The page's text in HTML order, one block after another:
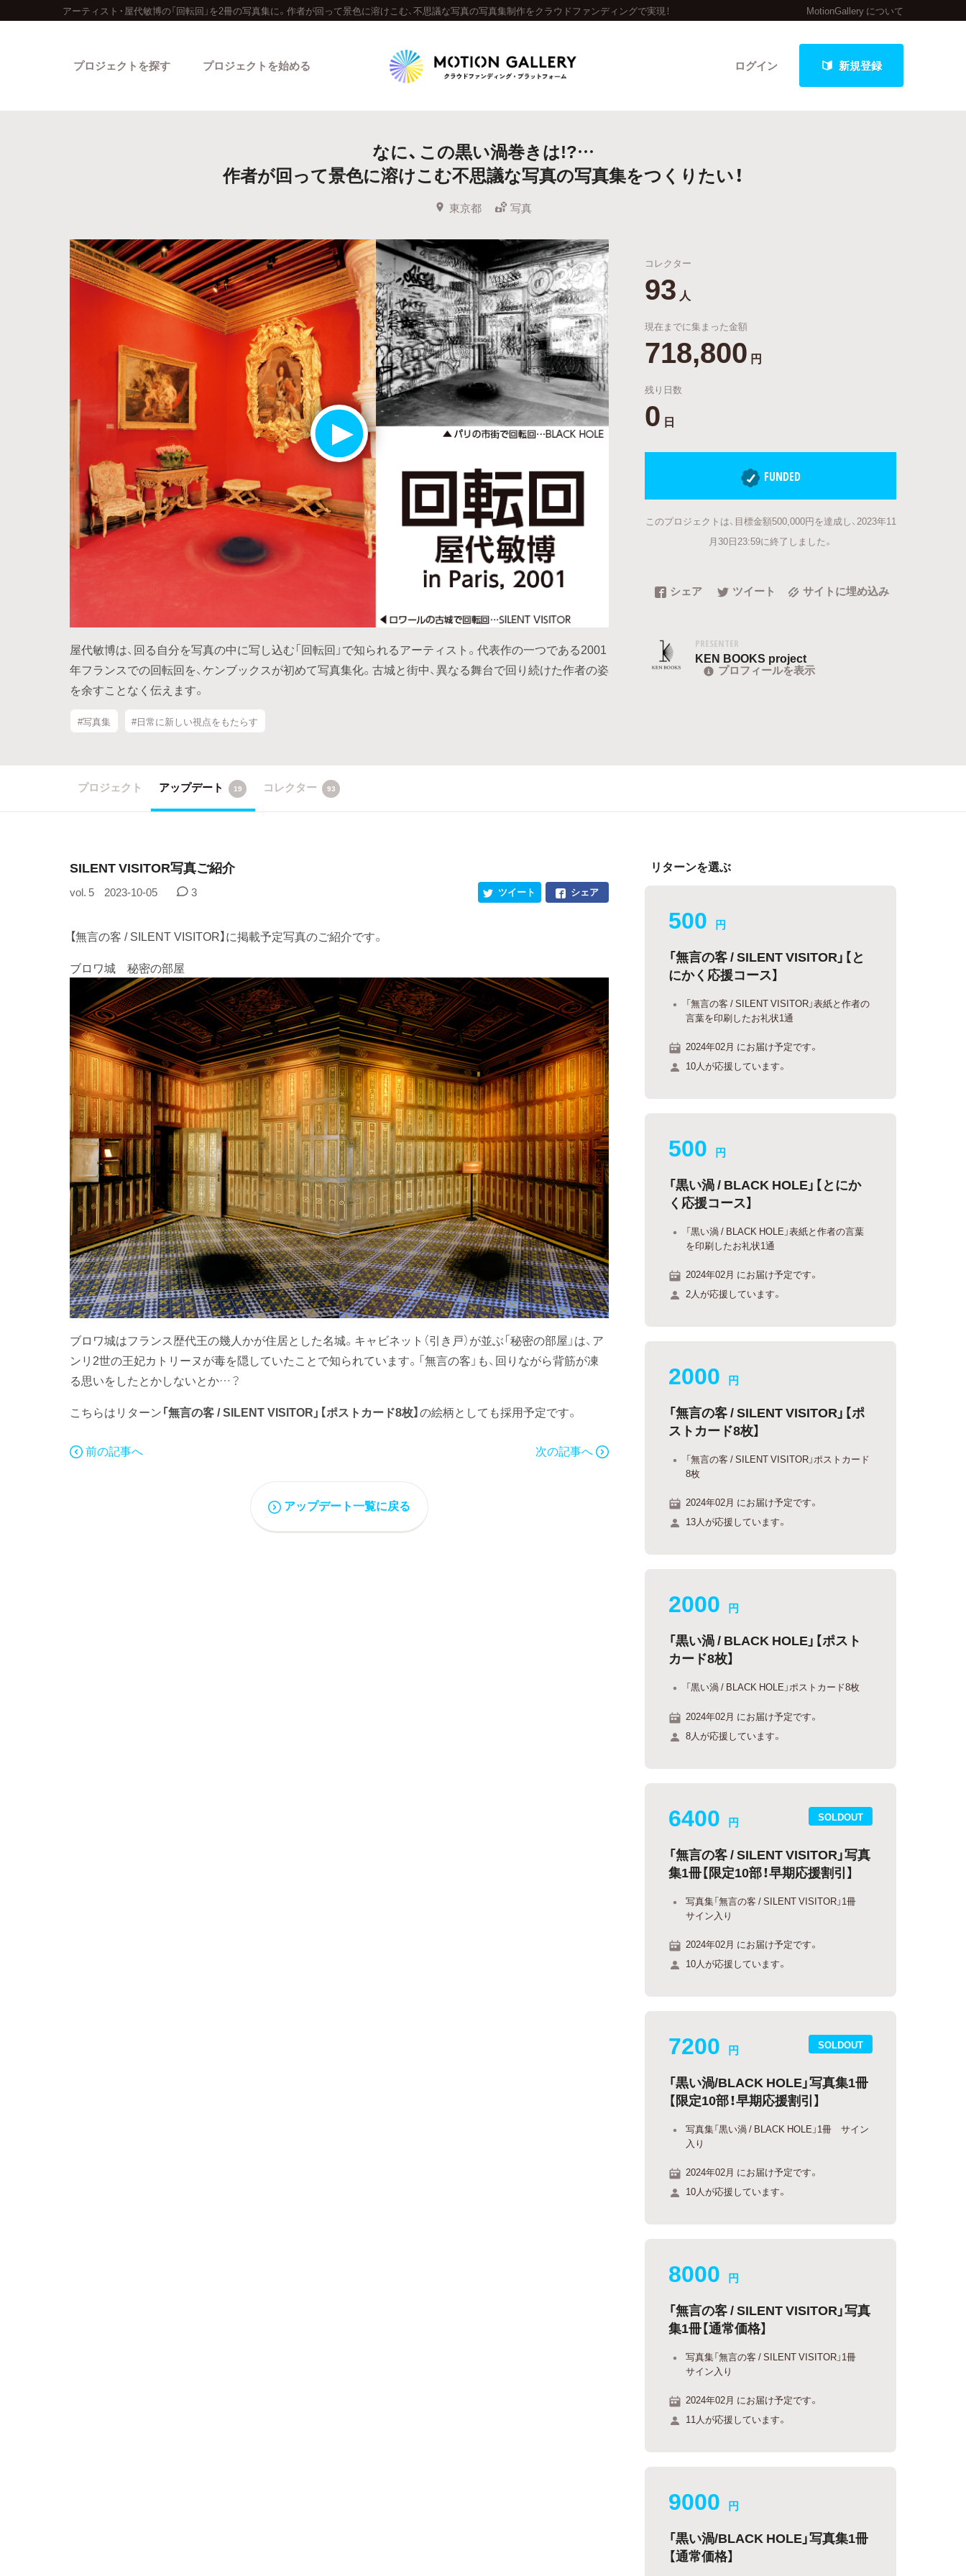
アーティスト・屋代敏博の「回転回」を2冊の写真集に。作者が回って景色に溶けこむ、不思議な写真の写真集制作をクラウドファンディングで実現！ MotionGallery について
ログイン 新規登録
プロジェクトを探す
人気のプロジェクト 新着プロジェクト 終了間近のプロジェクト
Feature
カテゴリーから探す タグから探す キュレーターから探す 特集から探す
Legendary
最新達成プロジェクト 調達額が大きいプロジェクト
プロジェクトを始める
なに、この黒い渦巻きは!?…
作者が回って景色に溶けこむ不思議な写真の写真集をつくりたい！
東京都 写真
屋代敏博は、回る自分を写真の中に写し込む「回転回」で知られるアーティスト。代表作の一つである2001
年フランスでの回転回を、ケンブックスが初めて写真集化。古城と街中、異なる舞台で回り続けた作者の姿
を余すことなく伝えます。
#写真集 #日常に新しい視点をもたらす
コレクター
93 人
現在までに集まった金額
718,800 円
残り日数
0 日
FUNDED
このプロジェクトは、目標金額500,000円を達成し、2023年11
月30日23:59に終了しました。
シェア ツイート サイトに埋め込み
PRESENTER
KEN BOOKS project
プロフィールを表示
プロジェクト アップデート 19 コレクター 93
SILENT VISITOR写真ご紹介
vol. 5 2023-10-05 3 シェア
ツイート
【無言の客 / SILENT VISITOR】に掲載予定写真のご紹介です。
ブロワ城 秘密の部屋
ブロワ城はフランス歴代王の幾人かが住居とした名城。キャビネット（引き戸）が並ぶ「秘密の部屋」は、ア
ンリ2世の王妃カトリーヌが毒を隠していたことで知られています。「無言の客」も、回りながら背筋が凍
る思いをしたとかしないとか…？
こちらはリターン「無言の客 / SILENT VISITOR」【ポストカード8枚】の絵柄としても採用予定です。
前の記事へ 次の記事へ
アップデート一覧に戻る
リターンを選ぶ
500 円
「無言の客 / SILENT VISITOR」【と
にかく応援コース】
「無言の客 / SILENT VISITOR」表紙と作者の
言葉を印刷したお礼状1通
2024年02月 にお届け予定です。
10人が応援しています。
500 円
「黒い渦 / BLACK HOLE」【とにか
く応援コース】
「黒い渦 / BLACK HOLE」表紙と作者の言葉
を印刷したお礼状1通
2024年02月 にお届け予定です。
2人が応援しています。
2000 円
「無言の客 / SILENT VISITOR」【ポ
ストカード8枚】
「無言の客 / SILENT VISITOR」ポストカード
8枚
2024年02月 にお届け予定です。
13人が応援しています。
2000 円
「黒い渦 / BLACK HOLE」【ポスト
カード8枚】
「黒い渦 / BLACK HOLE」ポストカード8枚
2024年02月 にお届け予定です。
8人が応援しています。
SOLDOUT
6400 円
「無言の客 / SILENT VISITOR」写真
集1冊【限定10部！早期応援割引】
写真集「無言の客 / SILENT VISITOR」1冊
サイン入り
2024年02月 にお届け予定です。
10人が応援しています。
SOLDOUT
7200 円
「黒い渦/BLACK HOLE」写真集1冊
【限定10部！早期応援割引】
写真集「黒い渦 / BLACK HOLE」1冊 サイン
入り
2024年02月 にお届け予定です。
10人が応援しています。
8000 円
「無言の客 / SILENT VISITOR」写真
集1冊【通常価格】
写真集「無言の客 / SILENT VISITOR」1冊
サイン入り
2024年02月 にお届け予定です。
11人が応援しています。
9000 円
「黒い渦/BLACK HOLE」写真集1冊
【通常価格】